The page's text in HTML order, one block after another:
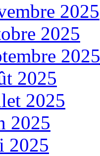
2025
2025
2025
2025
2025
2025
2025